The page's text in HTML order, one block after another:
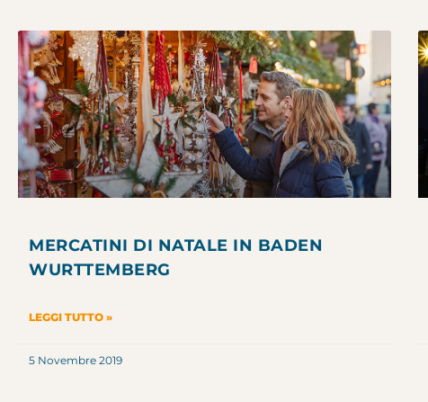
MERCATINI DI NATALE IN BADEN
WURTTEMBERG
LEGGI TUTTO »
5 Novembre 2019